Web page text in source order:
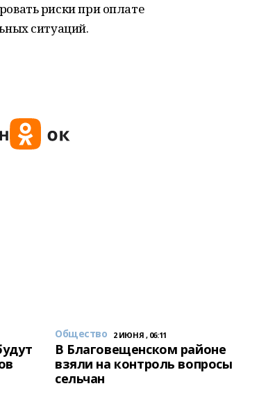
риски при оплате
ситуаций.
Общество 2 ИЮНЯ , 06:11
В Благовещенском районе
взяли на контроль вопросы
сельчан